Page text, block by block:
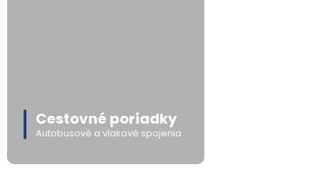
Cestovné poriadky
Autobusové a vlakové spojenia